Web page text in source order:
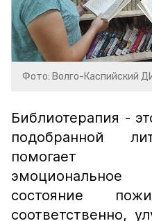
Фото: Волго-Каспийский
Библиотерапия -
подобранной
помогает
состояние
соответственно,